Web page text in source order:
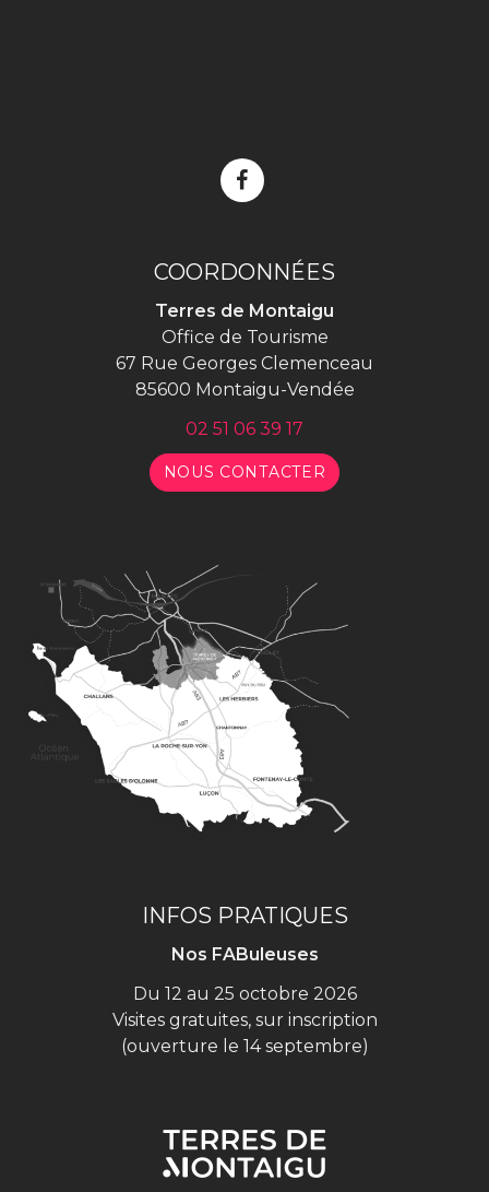
Lien
compte
Facebook
COORDONNÉES
Terres de Montaigu
Office de Tourisme
67 Rue Georges Clemenceau
85600 Montaigu-Vendée
02 51 06 39 17
NOUS CONTACTER
INFOS PRATIQUES
Nos FABuleuses
Du 12 au 25 octobre 2026
Visites gratuites, sur inscription
(ouverture le 14 septembre)